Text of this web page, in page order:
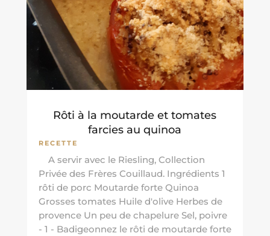
Rôti à la moutarde et tomates
farcies au quinoa
RECETTE
A servir avec le Riesling, Collection
Privée des Frères Couillaud. Ingrédients 1
rôti de porc Moutarde forte Quinoa
Grosses tomates Huile d'olive Herbes de
provence Un peu de chapelure Sel, poivre
- 1 - Badigeonnez le rôti de moutarde forte